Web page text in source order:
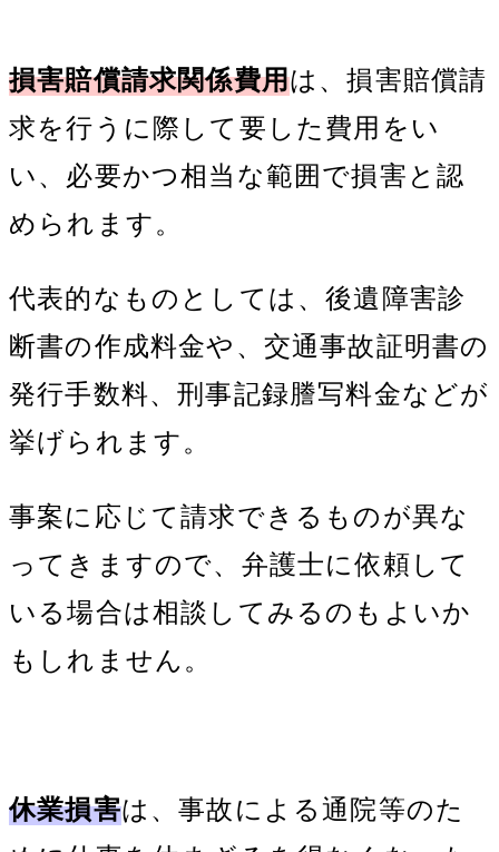
損害賠償請求関係費用は、損害賠償請
求を行うに際して要した費用をい
い、必要かつ相当な範囲で損害と認
められます。
代表的なものとしては、後遺障害診
断書の作成料金や、交通事故証明書の
発行手数料、刑事記録謄写料金などが
挙げられます。
事案に応じて請求できるものが異な
ってきますので、弁護士に依頼して
いる場合は相談してみるのもよいか
もしれません。
休業損害は、事故による通院等のた